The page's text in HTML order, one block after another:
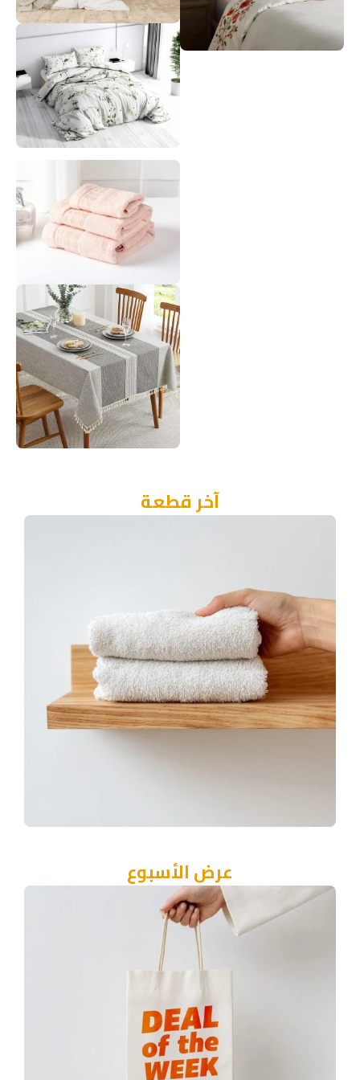
كوفرتات
ألحفة
فوط
آخر قطعة
أفضل اختيار لأوضتك في الربيع
الكوفرته الكبتونيه
عرض الأسبوع